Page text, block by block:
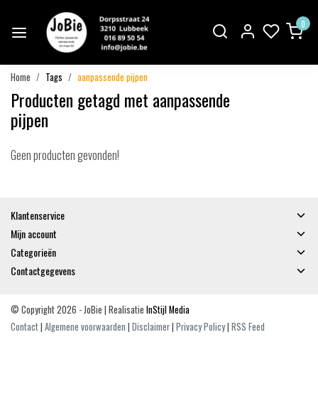
0
Home Tags aanpassende pijpen
Producten getagd met aanpassende
pijpen
Geen producten gevonden!
Klantenservice
Mijn account
Categorieën
Contactgegevens
© Copyright 2026 - JoBie | Realisatie InStijl Media
Contact| Algemene voorwaarden | Disclaimer| Privacy Policy| RSS Feed